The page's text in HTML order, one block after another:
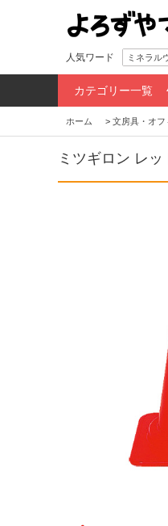
人気ワード ミネラル
カテゴリー一覧
ホーム > 文房具・オフ
ミツギロン レ